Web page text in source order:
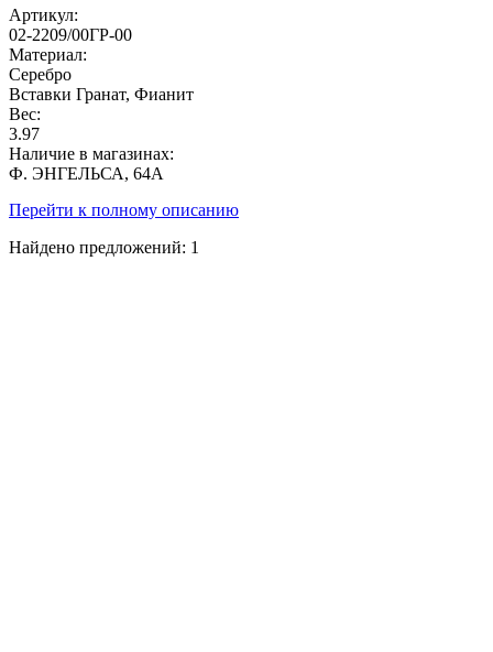
Артикул:
02-2209/00ГР-00
Материал:
Серебро
Вставки Гранат, Фианит
Вес:
3.97
Наличие в магазинах:
Ф. ЭНГЕЛЬСА, 64А
Перейти к полному описанию
Найдено предложений: 1